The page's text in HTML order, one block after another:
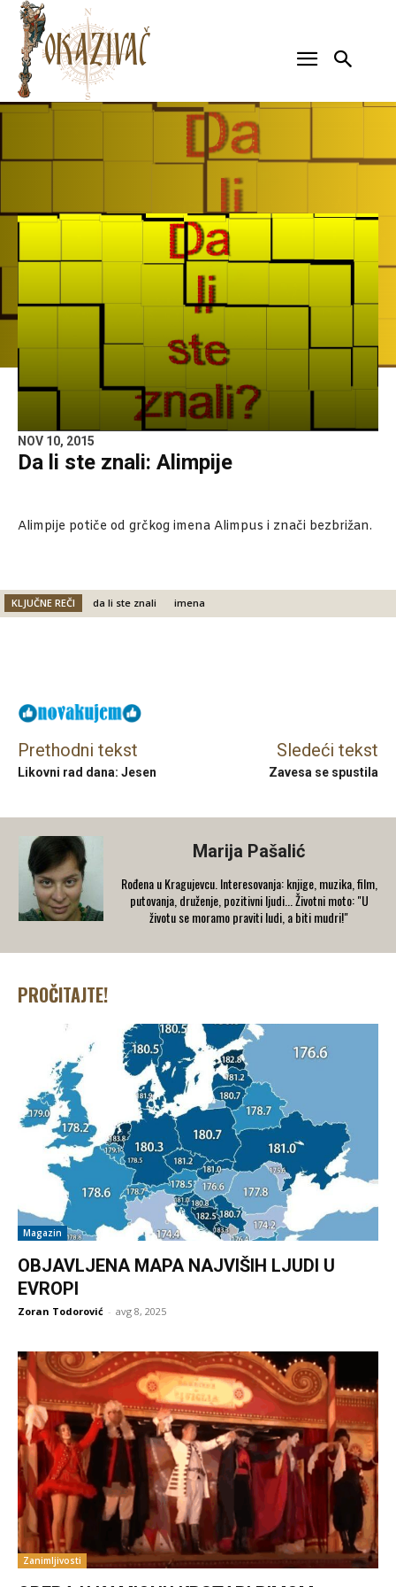
NOV 10, 2015
Da li ste znali: Alimpije
Alimpije potiče od grčkog imena Alimpus i znači bezbrižan.
KLJUČNE REČI da li ste znali imena
Prethodni tekst
Likovni rad dana: Jesen
Sledeći tekst
Zavesa se spustila
Marija Pašalić
​Rođena u Kragujevcu. Interesovanja: knjige, muzika, film,
putovanja, druženje, pozitivni ljudi... Životni moto: "U
životu se moramo praviti ludi, a biti mudri!"
PROČITAJTE!
Magazin
OBJAVLJENA MAPA NAJVIŠIH LJUDI U
EVROPI
Zoran Todorović - avg 8, 2025
Zanimljivosti